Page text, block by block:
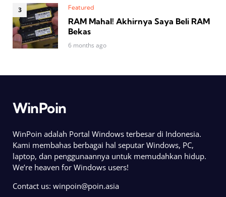
Featured
RAM Mahal! Akhirnya Saya Beli RAM
Bekas
6 months ago
WinPoin
WinPoin adalah Portal Windows terbesar di Indonesia.
Kami membahas berbagai hal seputar Windows, PC,
laptop, dan penggunaannya untuk memudahkan hidup.
We’re heaven for Windows users!
Contact us: winpoin@poin.asia